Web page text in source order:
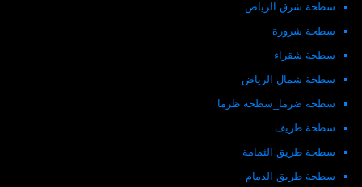
سطحة شرق الرياض
سطحة شرورة
سطحة شقراء
سطحة شمال الرياض
سطحة ضرما_سطحة ظرما
سطحة طريف
سطحة طريق الثمامة
سطحة طريق الدمام